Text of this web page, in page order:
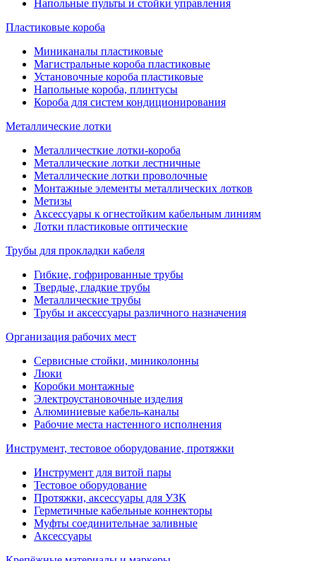
Напольные пульты и стойки управления
Пластиковые короба
Миниканалы пластиковые
Магистральные короба пластиковые
Установочные короба пластиковые
Напольные короба, плинтусы
Короба для систем кондиционирования
Металлические лотки
Металличесткие лотки-короба
Металлические лотки лестничные
Металлические лотки проволочные
Монтажные элементы металлических лотков
Метизы
Аксессуары к огнестойким кабельным линиям
Лотки пластиковые оптические
Трубы для прокладки кабеля
Гибкие, гофрированные трубы
Твердые, гладкие трубы
Металлические трубы
Трубы и аксессуары различного назначения
Организация рабочих мест
Сервисные стойки, миниколонны
Люки
Коробки монтажные
Электроустановочные изделия
Алюминиевые кабель-каналы
Рабочие места настенного исполнения
Инструмент, тестовое оборудование, протяжки
Инструмент для витой пары
Тестовое оборудование
Протяжки, аксессуары для УЗК
Герметичные кабельные коннекторы
Муфты соединительнае заливные
Аксессуары